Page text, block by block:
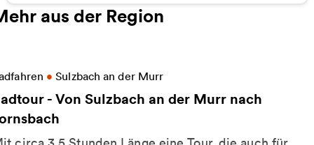
aus der Region
• Sulzbach an der Murr
- Von Sulzbach an der Murr nach
Informationen zu Radtour - Von Sulzbach an